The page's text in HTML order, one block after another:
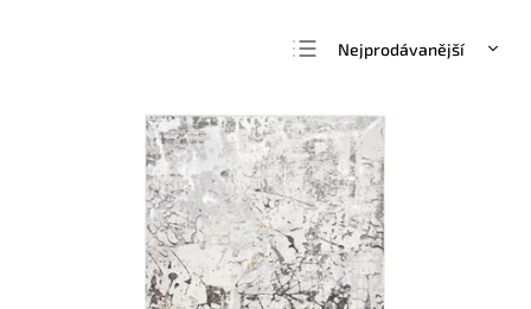
Nejprodávanější
Nejdražší
Abecedně